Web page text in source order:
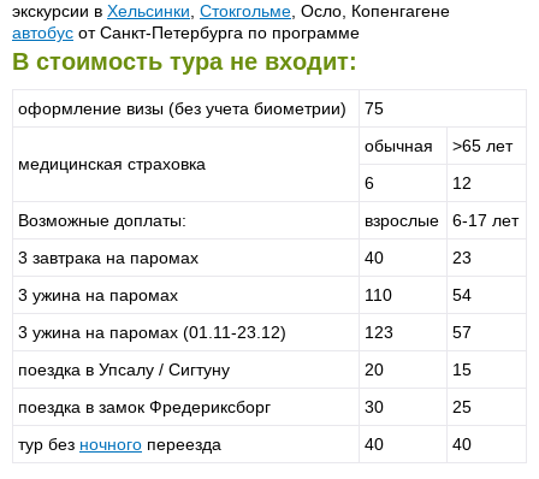
экскурсии в Хельсинки Стокгольме , Осло, Копенгагене
автобус от Санкт-Петербурга по программе
В стоимость тура не входит:
оформление визы (без учета биометрии) 75
медицинская страховка
обычная
>65 лет
6
12
Возможные доплаты:
взрослые
6-17 лет
3 завтрака на паромах
40
23
3 ужина на паромах
110
54
3 ужина на паромах (01.11-23.12)
123
57
поездка в Упсалу / Сигтуну
20
15
поездка в замок Фредериксборг
30
25
тур без ночного переезда 40 40